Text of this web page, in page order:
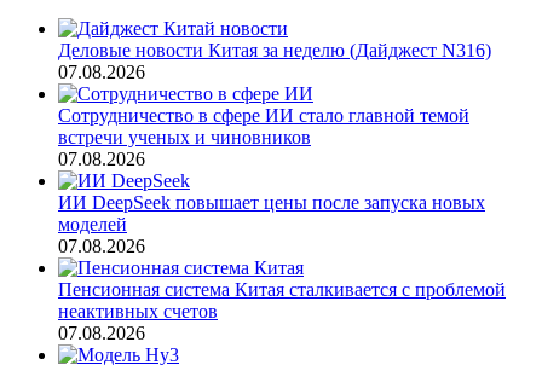
Деловые новости Китая за неделю (Дайджест N316)
07.08.2026
Сотрудничество в сфере ИИ стало главной темой
встречи ученых и чиновников
07.08.2026
ИИ DeepSeek повышает цены после запуска новых
моделей
07.08.2026
Пенсионная система Китая сталкивается с проблемой
неактивных счетов
07.08.2026